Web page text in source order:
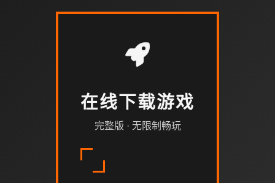
在线下载游戏
完整版 · 无限制畅玩